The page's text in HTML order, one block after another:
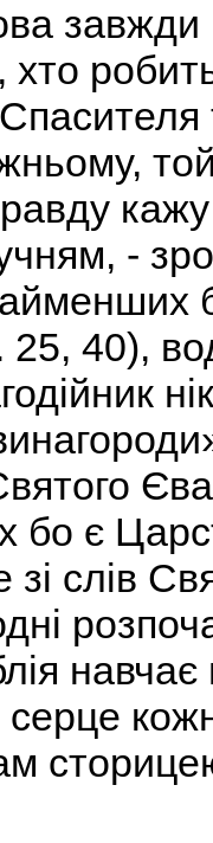
завжди
хто
-
40),
бо є
слів